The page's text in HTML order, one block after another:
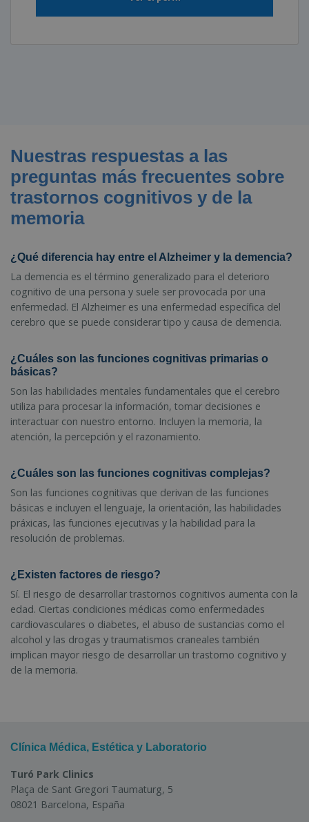
Nuestras respuestas a las
preguntas más frecuentes sobre
trastornos cognitivos y de la
memoria
¿Qué diferencia hay entre el Alzheimer y la demencia?
La demencia es el término generalizado para el deterioro
cognitivo de una persona y suele ser provocada por una
enfermedad. El Alzheimer es una enfermedad específica del
cerebro que se puede considerar tipo y causa de demencia.
¿Cuáles son las funciones cognitivas primarias o
básicas?
Son las habilidades mentales fundamentales que el cerebro
utiliza para procesar la información, tomar decisiones e
interactuar con nuestro entorno. Incluyen la memoria, la
atención, la percepción y el razonamiento.
¿Cuáles son las funciones cognitivas complejas?
Son las funciones cognitivas que derivan de las funciones
básicas e incluyen el lenguaje, la orientación, las habilidades
práxicas, las funciones ejecutivas y la habilidad para la
resolución de problemas.
¿Existen factores de riesgo?
Sí. El riesgo de desarrollar trastornos cognitivos aumenta con la
edad. Ciertas condiciones médicas como enfermedades
cardiovasculares o diabetes, el abuso de sustancias como el
alcohol y las drogas y traumatismos craneales también
implican mayor riesgo de desarrollar un trastorno cognitivo y
de la memoria.
Clínica Médica, Estética y Laboratorio
Turó Park Clinics
Plaça de Sant Gregori Taumaturg, 5
08021 Barcelona, España